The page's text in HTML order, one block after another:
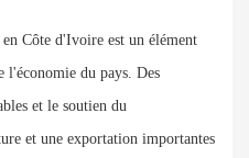
Côte d'Ivoire est un élément
l'économie du pays. Des
et le soutien du
et une exportation importantes